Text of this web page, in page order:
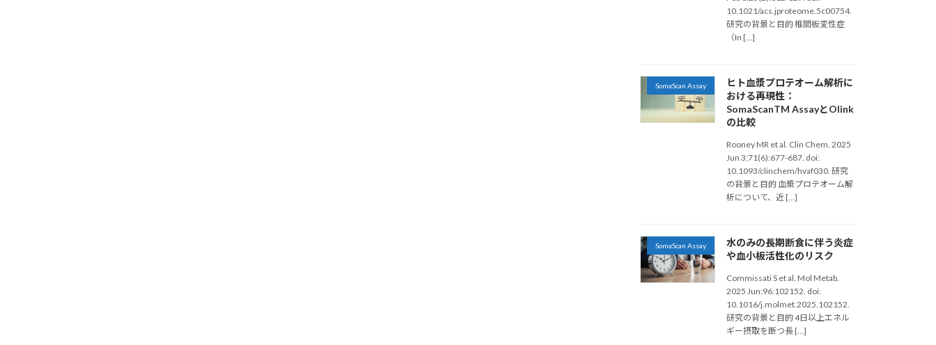
10.1021/acs.jproteome.5c00754.
研究の背景と目的 椎間板変性症
（In […]
SomaScan Assay
ヒト血漿プロテオーム解析に
おける再現性：
SomaScanTM AssayとOlink
の比較
Rooney MR et al. Clin Chem. 2025
Jun 3;71(6):677-687. doi:
10.1093/clinchem/hvaf030. 研究
の背景と目的 血漿プロテオーム解
析について、近 […]
SomaScan Assay
水のみの長期断食に伴う炎症
や血小板活性化のリスク
Commissati S et al. Mol Metab.
2025 Jun:96:102152. doi:
10.1016/j.molmet.2025.102152.
研究の背景と目的 4日以上エネル
ギー摂取を断つ長 […]